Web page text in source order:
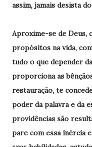
assim, jamais desista
Aproxime-se de Deus,
propósitos na vida,
tudo o que depender
proporciona as
restauração, te
poder da palavra e da
providências são
pare com essa inércia